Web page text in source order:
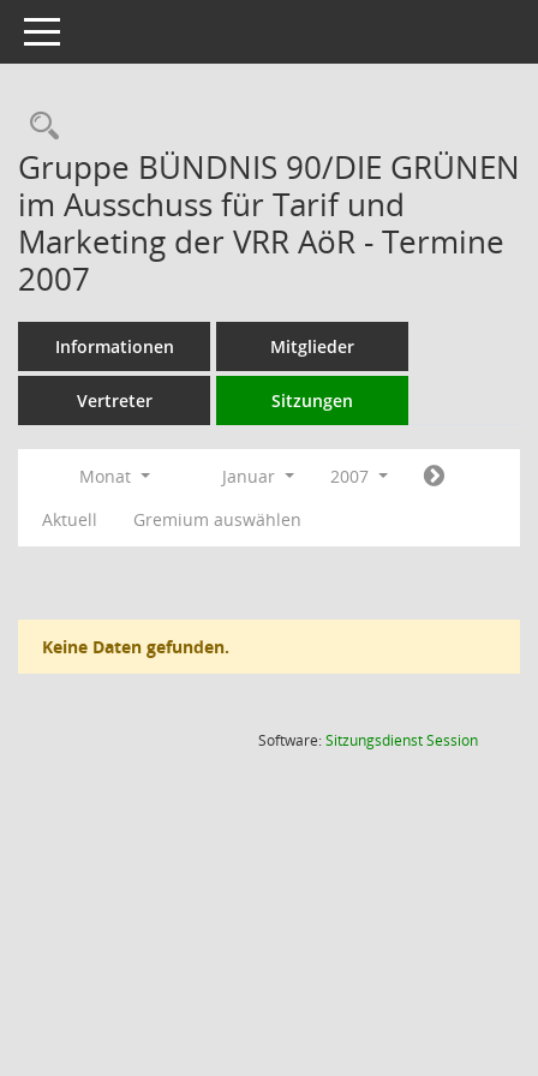
Toggle navigation
Rechercheauswahl
Gruppe BÜNDNIS 90/DIE GRÜNEN
im Ausschuss für Tarif und
Marketing der VRR AöR - Termine
2007
Informationen Mitglieder
Vertreter Sitzungen
Monat Januar
2007
Aktuell
Gremium auswählen
Keine Daten gefunden.
Software:SitzungsdienstSession(Wird in